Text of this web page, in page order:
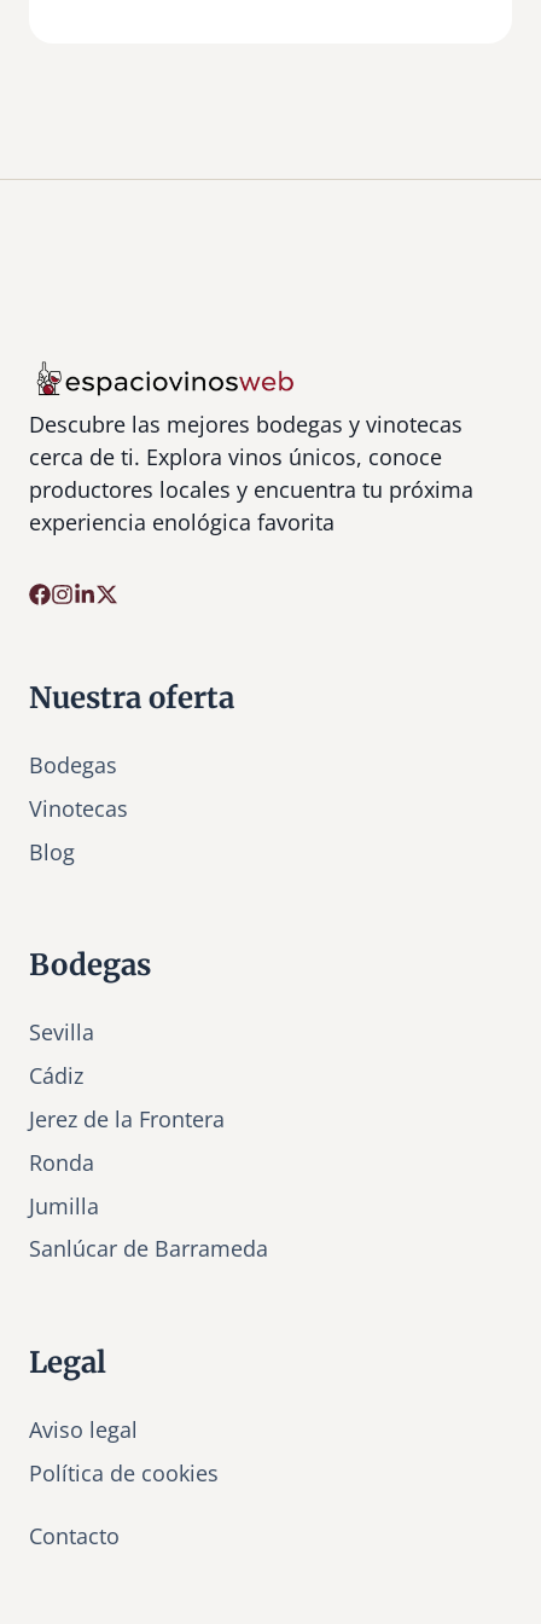
Descubre las mejores bodegas y vinotecas
cerca de ti. Explora vinos únicos, conoce
productores locales y encuentra tu próxima
experiencia enológica favorita
Nuestra oferta
Bodegas
Vinotecas
Blog
Bodegas
Sevilla
Cádiz
Jerez de la Frontera
Ronda
Jumilla
Sanlúcar de Barrameda
Legal
Aviso legal
Política de cookies
Contacto